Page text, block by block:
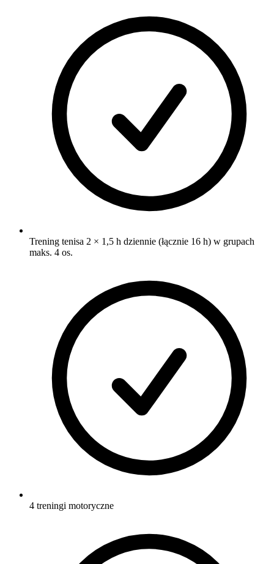
Trening tenisa 2 × 1,5 h dziennie (łącznie 16 h) w grupach
maks. 4 os.
4 treningi motoryczne